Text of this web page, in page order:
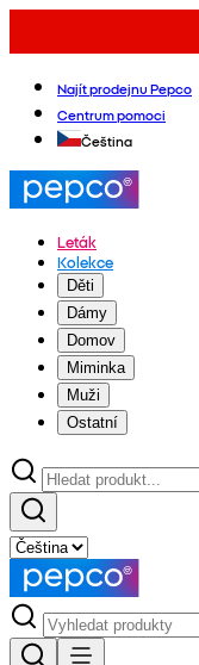
Najít prodejnu Pepco
Centrum pomoci
Čeština
Leták
Kolekce
Děti
Dámy
Domov
Miminka
Muži
Ostatní